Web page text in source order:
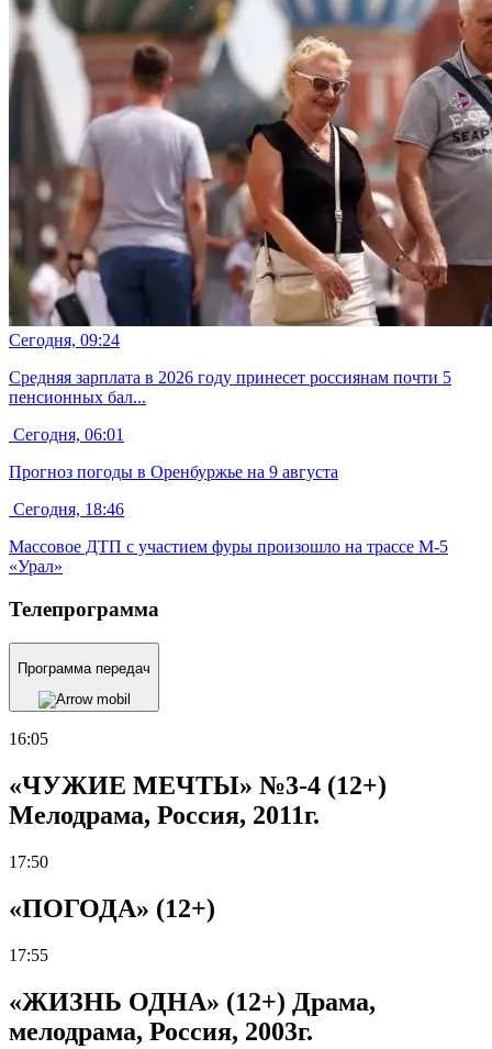
Сегодня, 09:24
Средняя зарплата в 2026 году принесет россиянам почти 5
пенсионных бал...
Сегодня, 06:01
Прогноз погоды в Оренбуржье на 9 августа
Сегодня, 18:46
Массовое ДТП с участием фуры произошло на трассе М-5
«Урал»
Телепрограмма
Программа передач
16:05
«ЧУЖИЕ МЕЧТЫ» №3-4 (12+)
Мелодрама, Россия, 2011г.
17:50
«ПОГОДА» (12+)
17:55
«ЖИЗНЬ ОДНА» (12+) Драма,
мелодрама, Россия, 2003г.